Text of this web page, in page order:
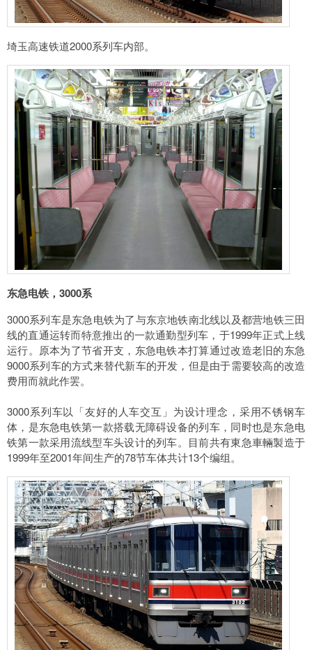
埼玉高速铁道2000系列车内部。
东急电铁，3000系
3000系列车是东急电铁为了与东京地铁南北线以及都营地铁三田
线的直通运转而特意推出的一款通勤型列车，于1999年正式上线
运行。原本为了节省开支，东急电铁本打算通过改造老旧的东急
9000系列车的方式来替代新车的开发，但是由于需要较高的改造
费用而就此作罢。
3000系列车以「友好的人车交互」为设计理念，采用不锈钢车
体，是东急电铁第一款搭载无障碍设备的列车，同时也是东急电
铁第一款采用流线型车头设计的列车。目前共有東急車輛製造于
1999年至2001年间生产的78节车体共计13个编组。